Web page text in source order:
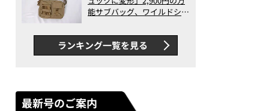
洋水産 縦型ビッグ ゆず香る鶏白湯うどん
能サブバッグ、ワイルドシン
録…ほか【休日バッグの人気
記事ランキングベスト3】
（2026年6月版）
ランキング一覧を見る
最新号のご案内